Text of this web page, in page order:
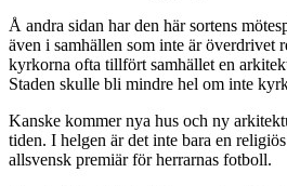
Å andra sidan har den här sortens
även i samhällen som inte är överdrivet
kyrkorna ofta tillfört samhället en
Staden skulle bli mindre hel om inte
Kanske kommer nya hus och ny
tiden. I helgen är det inte bara en
allsvensk premiär för herrarnas fotboll.